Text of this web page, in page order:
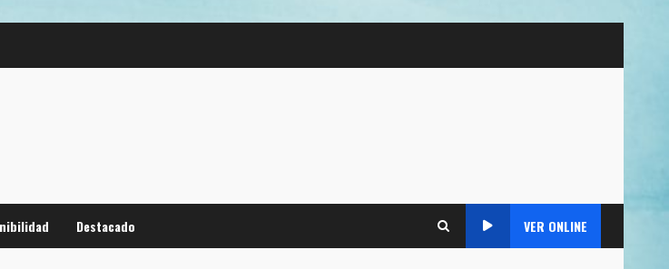
Destacado VER ONLINE